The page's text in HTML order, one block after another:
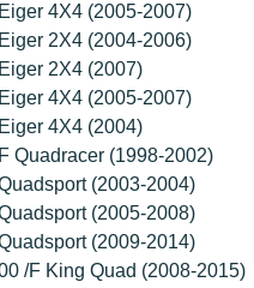
4X4 (2005-2007)
2X4 (2004-2006)
2X4 (2007)
4X4 (2005-2007)
4X4 (2004)
Quadracer (1998-2002)
(2003-2004)
(2005-2008)
(2009-2014)
/F King Quad (2008-2015)